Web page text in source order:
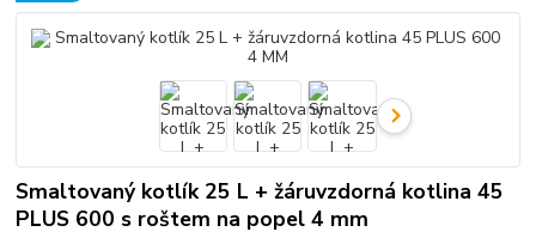
Smaltovaný kotlík 25 L + žáruvzdorná kotlina 45
PLUS 600 s roštem na popel 4 mm